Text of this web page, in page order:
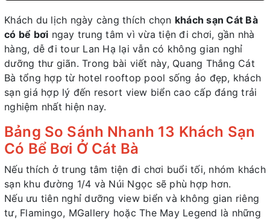
Khách du lịch ngày càng thích chọn khách sạn Cát Bà
có bể bơi ngay trung tâm vì vừa tiện đi chơi, gần nhà
hàng, dễ đi tour Lan Hạ lại vẫn có không gian nghỉ
dưỡng thư giãn. Trong bài viết này, Quang Thắng Cát
Bà tổng hợp từ hotel rooftop pool sống ảo đẹp, khách
sạn giá hợp lý đến resort view biển cao cấp đáng trải
nghiệm nhất hiện nay.
Bảng So Sánh Nhanh 13 Khách Sạn
Có Bể Bơi Ở Cát Bà
Nếu thích ở trung tâm tiện đi chơi buổi tối, nhóm khách
sạn khu đường 1/4 và Núi Ngọc sẽ phù hợp hơn.
Nếu ưu tiên nghỉ dưỡng view biển và không gian riêng
tư, Flamingo, MGallery hoặc The May Legend là những